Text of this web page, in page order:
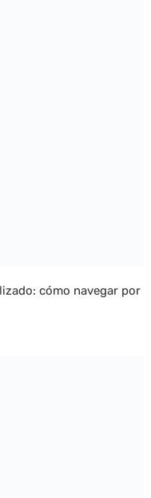
cómo navegar por